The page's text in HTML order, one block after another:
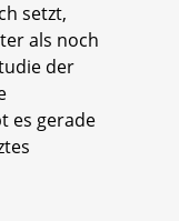
setzt,
als noch
der
es gerade